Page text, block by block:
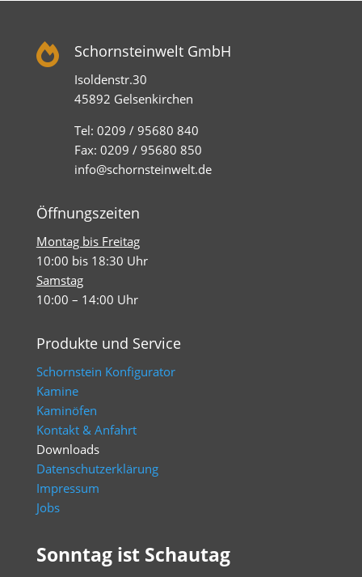
 Schornsteinwelt GmbH
Isoldenstr.30
45892 Gelsenkirchen
Tel: 0209 / 95680 840
Fax: 0209 / 95680 850
info@schornsteinwelt.de
Öffnungszeiten
Montag bis Freitag
10:00 bis 18:30 Uhr
Samstag
10:00 – 14:00 Uhr
Produkte und Service
Schornstein Konfigurator
Kamine
Kaminöfen
Kontakt & Anfahrt
Downloads
Datenschutzerklärung
Impressum
Jobs
Sonntag ist Schautag